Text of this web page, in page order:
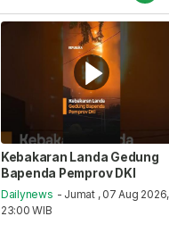
Kebakaran Landa Gedung
Bapenda Pemprov DKI
Dailynews - Jumat , 07 Aug 2026,
23:00 WIB